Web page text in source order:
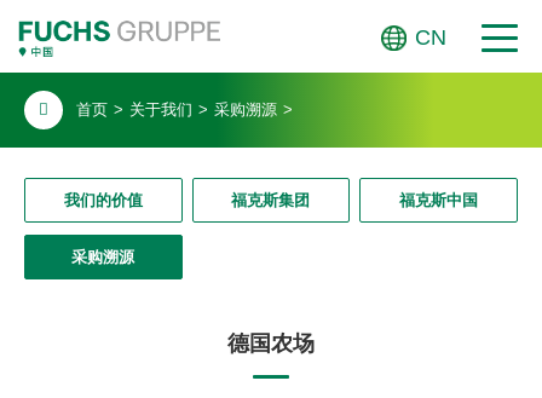
CN
首页 > 关于我们 > 采购溯源 >
我们的价值 福克斯集团 福克斯中国
采购溯源
德国农场